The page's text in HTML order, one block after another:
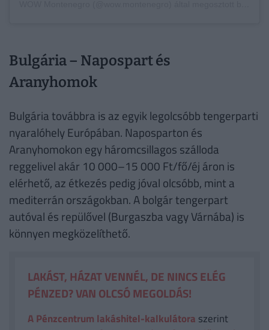
Bulgária – Napospart és
Aranyhomok
Bulgária továbbra is az egyik legolcsóbb tengerparti
nyaralóhely Európában. Naposparton és
Aranyhomokon egy háromcsillagos szálloda
reggelivel akár 10 000–15 000 Ft/fő/éj áron is
elérhető, az étkezés pedig jóval olcsóbb, mint a
mediterrán országokban. A bolgár tengerpart
autóval és repülővel (Burgaszba vagy Várnába) is
könnyen megközelíthető.
LAKÁST, HÁZAT VENNÉL, DE NINCS ELÉG
PÉNZED? VAN OLCSÓ MEGOLDÁS!
A Pénzcentrum lakáshitel-kalkulátora szerint